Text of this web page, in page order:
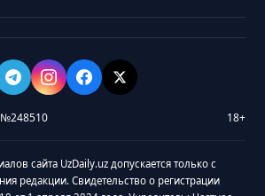
18+
сайта UzDaily.uz допускается только с
редакции. Свидетельство о регистрации